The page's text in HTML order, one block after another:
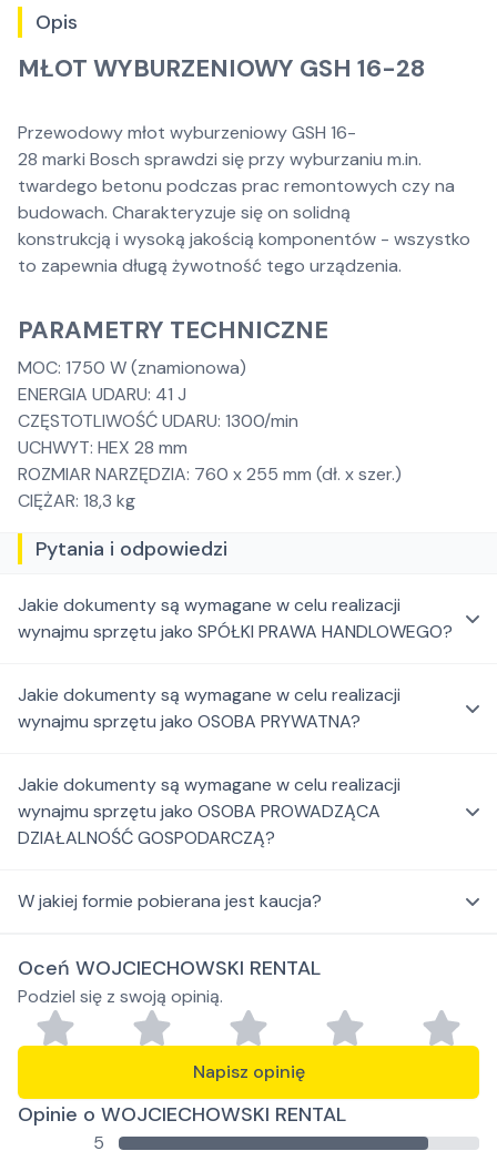
Opis
MŁOT WYBURZENIOWY GSH 16-28
Przewodowy młot wyburzeniowy GSH 16-
28 marki Bosch sprawdzi się przy wyburzaniu m.in.
twardego betonu podczas prac remontowych czy na
budowach. Charakteryzuje się on solidną
konstrukcją i wysoką jakością komponentów - wszystko
to zapewnia długą żywotność tego urządzenia.
PARAMETRY TECHNICZNE
MOC: 1750 W (znamionowa)
ENERGIA UDARU: 41 J
CZĘSTOTLIWOŚĆ UDARU: 1300/min
UCHWYT: HEX 28 mm
ROZMIAR NARZĘDZIA: 760 x 255 mm (dł. x szer.)
CIĘŻAR: 18,3 kg
Pytania i odpowiedzi
Jakie dokumenty są wymagane w celu realizacji
wynajmu sprzętu jako SPÓŁKI PRAWA HANDLOWEGO?
Jakie dokumenty są wymagane w celu realizacji
wynajmu sprzętu jako OSOBA PRYWATNA?
Jakie dokumenty są wymagane w celu realizacji
wynajmu sprzętu jako OSOBA PROWADZĄCA
DZIAŁALNOŚĆ GOSPODARCZĄ?
W jakiej formie pobierana jest kaucja?
Oceń WOJCIECHOWSKI RENTAL
Podziel się z swoją opinią.
Napisz opinię
Opinie o WOJCIECHOWSKI RENTAL
5